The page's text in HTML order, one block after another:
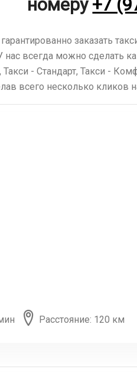
номеру +7
заказать
всегда можно сделать
- Стандарт, Такси -
всего несколько кликов
Расстояние: 120 км